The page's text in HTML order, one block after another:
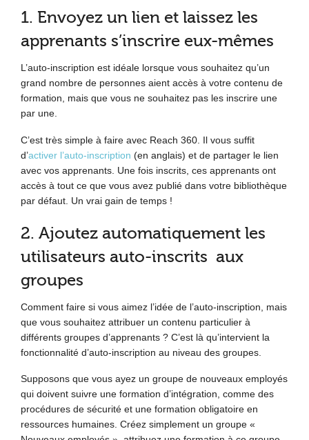
1. Envoyez un lien et laissez les
apprenants s’inscrire eux-mêmes
L’auto-inscription est idéale lorsque vous souhaitez qu’un
grand nombre de personnes aient accès à votre contenu de
formation, mais que vous ne souhaitez pas les inscrire une
par une.
C’est très simple à faire avec Reach 360. Il vous suffit
d’activer l’auto-inscription (en anglais) et de partager le lien
avec vos apprenants. Une fois inscrits, ces apprenants ont
accès à tout ce que vous avez publié dans votre bibliothèque
par défaut. Un vrai gain de temps !
2. Ajoutez automatiquement les
utilisateurs auto-inscrits aux
groupes
Comment faire si vous aimez l’idée de l’auto-inscription, mais
que vous souhaitez attribuer un contenu particulier à
différents groupes d’apprenants ? C’est là qu’intervient la
fonctionnalité d’auto-inscription au niveau des groupes.
Supposons que vous ayez un groupe de nouveaux employés
qui doivent suivre une formation d’intégration, comme des
procédures de sécurité et une formation obligatoire en
ressources humaines. Créez simplement un groupe «